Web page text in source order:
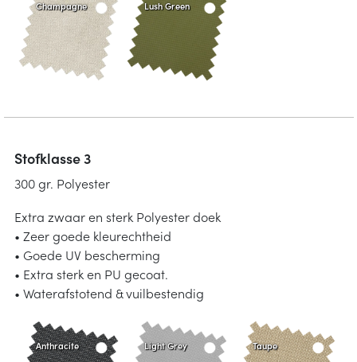
Champagne Lush Green
Stofklasse 3
300 gr. Polyester
Extra zwaar en sterk Polyester doek
• Zeer goede kleurechtheid
• Goede UV bescherming
• Extra sterk en PU gecoat.
• Waterafstotend & vuilbestendig
Anthracite Light Grey Taupe